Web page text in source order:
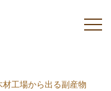
工場から出る副産物